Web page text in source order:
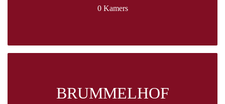
0 Kamers
BRUMMELHOF